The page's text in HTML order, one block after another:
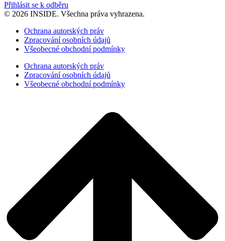
Přihlásit se k odběru
© 2026 INSIDE. Všechna práva vyhrazena.
Ochrana autorských práv
Zpracování osobních údajů
Všeobecné obchodní podmínky
Ochrana autorských práv
Zpracování osobních údajů
Všeobecné obchodní podmínky